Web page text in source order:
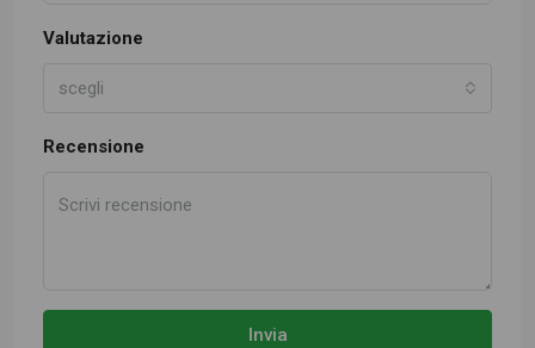
Valutazione
scegli
Recensione
Invia